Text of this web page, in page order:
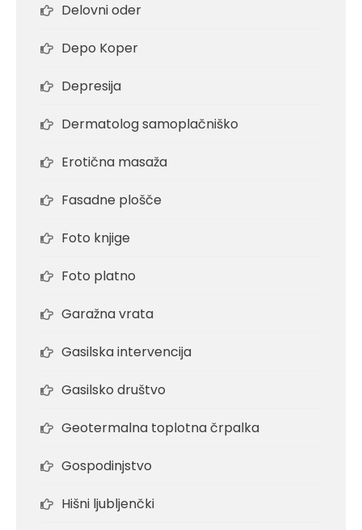
Delovni oder
Depo Koper
Depresija
Dermatolog samoplačniško
Erotična masaža
Fasadne plošče
Foto knjige
Foto platno
Garažna vrata
Gasilska intervencija
Gasilsko društvo
Geotermalna toplotna črpalka
Gospodinjstvo
Hišni ljubljenčki